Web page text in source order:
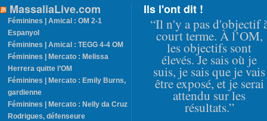
MassaliaLive.com
Féminines | Amical : OM 2-1
Espanyol
Féminines | Amical : TEGG 4-4 OM
Féminines | Mercato : Melissa
Herrera quitte l’OM
Féminines | Mercato : Emily Burns,
gardienne
Féminines | Mercato : Nelly da Cruz
Rodrigues, défenseure
Ils l'ont dit !
“Il n'y a pas d'objectif
court terme. À l’OM,
les objectifs sont
élevés. Je sais où je
suis, je sais que je vais
être exposé, et je serai
attendu sur les
résultats.”